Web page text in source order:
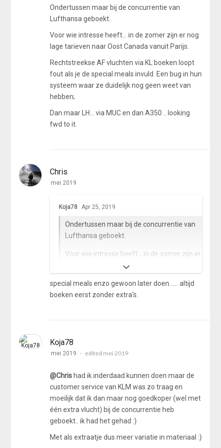
Ondertussen maar bij de concurrentie van
Lufthansa geboekt.
Voor wie intresse heeft... in de zomer zijn er nog
lage tarieven naar Oost Canada vanuit Parijs.
Rechtstreekse AF vluchten via KL boeken loopt
fout als je de special meals invuld. Een bug in hun
systeem waar ze duidelijk nog geen weet van
hebben;
Dan maar LH... via MUC en dan A350 .. looking
fwd to it.
Chris
mei 2019
h
t
r
.
n
l
E
m
b
e
.
Koja78 Apr 25, 2019
Ondertussen maar bij de concurrentie van
Lufthansa geboekt.
Voor wie intresse heeft... in de zomer zijn er
nog lage tarieven naar Oost Canada vanuit
Rechtstreekse AF vluchten via KL boeken
Dan maar LH... via MUC en dan A350 .. looking
special meals enzo gewoon later doen...… altijd
boeken eerst zonder extra's.
Koja78
mei 2019 edited mei 2019
@Chris had ik inderdaad kunnen doen maar de
customer service van KLM was zo traag en
moeilijk dat ik dan maar nog goedkoper (wel met
één extra vlucht) bij de concurrentie heb
geboekt.. ik had het gehad :)
Met als extraatje dus meer variatie in materiaal :)